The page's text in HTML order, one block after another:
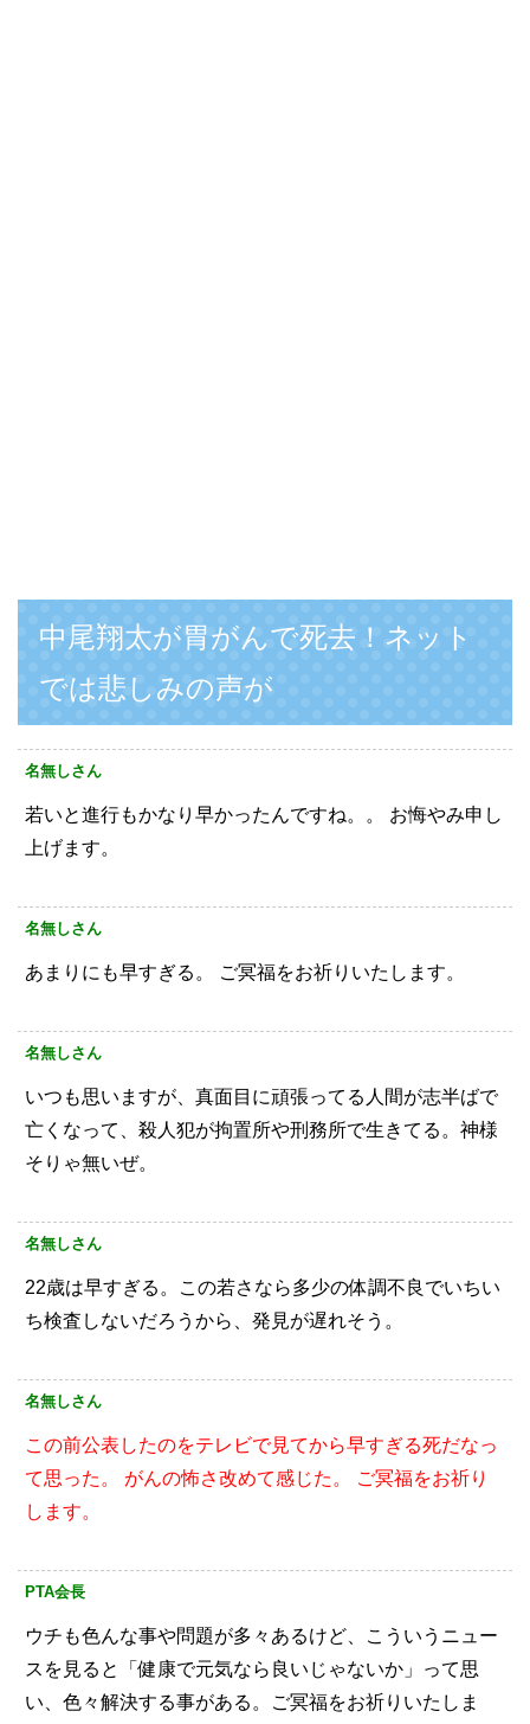
中尾翔太が胃がんで死去！ネット
では悲しみの声が
名無しさん
若いと進行もかなり早かったんですね。。
お悔やみ申し
上げます。
名無しさん
あまりにも早すぎる。 ご冥福をお祈りいたします。
名無しさん
いつも思いますが、真面目に頑張ってる人間が志半ばで
亡くなって、殺人犯が拘置所や刑務所で生きてる。神様
そりゃ無いぜ。
名無しさん
22歳は早すぎる。この若さなら多少の体調不良でいちい
ち検査しないだろうから、発見が遅れそう。
名無しさん
この前公表したのをテレビで見てから早すぎる死だなっ
て思った。
がんの怖さ改めて感じた。
ご冥福をお祈り
します。
PTA会長
ウチも色んな事や問題が多々あるけど、こういうニュー
スを見ると「健康で元気なら良いじゃないか」って思
い、色々解決する事がある。ご冥福をお祈りいたしま